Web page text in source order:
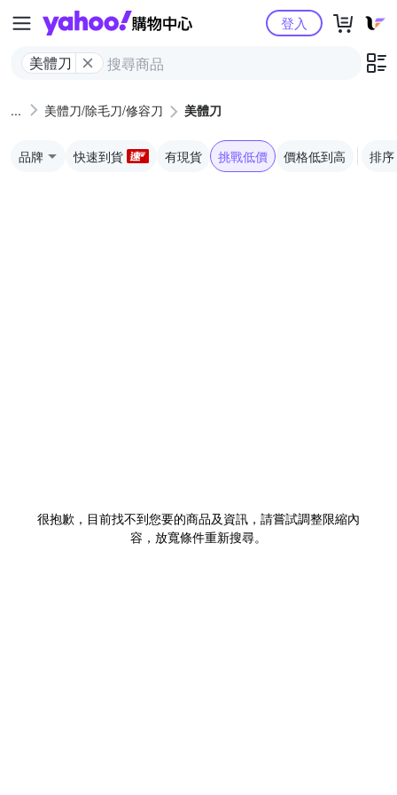
Yahoo購物中心
美體刀
登入
美體刀/除毛刀/修容刀 美體刀
品牌 快速到貨 有現貨 挑戰低價 價格低到高 排序
很抱歉，目前找不到您要的商品及資訊，請嘗試調整限縮內
容，放寬條件重新搜尋。